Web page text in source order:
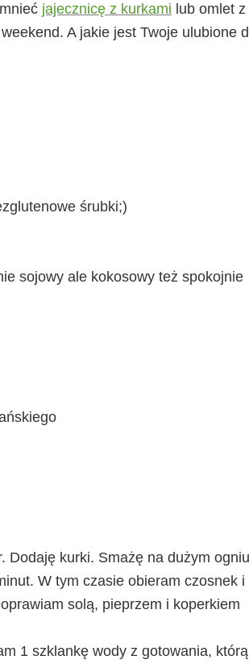
jajecznicę z kurkami lub omlet z
A jakie jest Twoje ulubione
śrubki;)
sojowy ale kokosowy też spokojnie
Dodaję kurki. Smażę na dużym ogniu
W tym czasie obieram czosnek i
solą, pieprzem i koperkiem
1 szklankę wody z gotowania, którą